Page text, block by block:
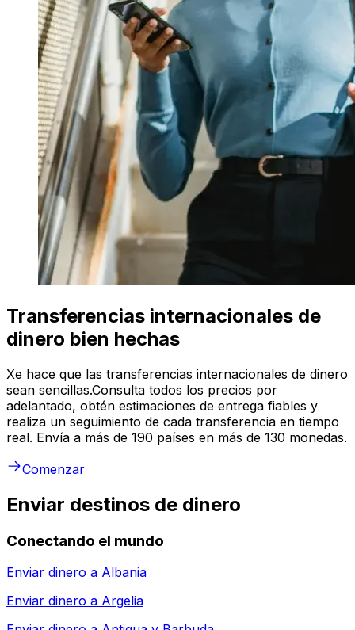
Transferencias internacionales de
dinero bien hechas
Xe hace que las transferencias internacionales de dinero
sean sencillas.Consulta todos los precios por
adelantado, obtén estimaciones de entrega fiables y
realiza un seguimiento de cada transferencia en tiempo
real. Envía a más de 190 países en más de 130 monedas.
Comenzar
Enviar destinos de dinero
Conectando el mundo
Enviar dinero a Albania
Enviar dinero a Argelia